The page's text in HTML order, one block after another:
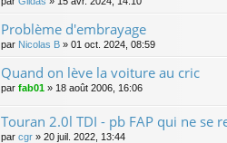
Problème d'embrayage
par Nicolas B » 01 oct. 2024, 08:59
Quand on lève la voiture au cric
par fab01 » 18 août 2006, 16:06
Touran 2.0l TDI - pb FAP qui ne se
par cgr » 20 juil. 2022, 13:44